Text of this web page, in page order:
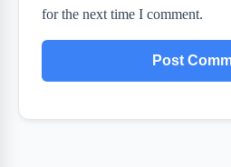
for the next time I comment.